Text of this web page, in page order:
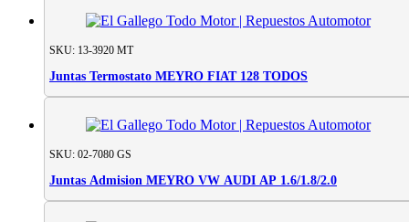
SKU: 13-3920 MT
Juntas Termostato MEYRO FIAT 128 TODOS
SKU: 02-7080 GS
Juntas Admision MEYRO VW AUDI AP 1.6/1.8/2.0